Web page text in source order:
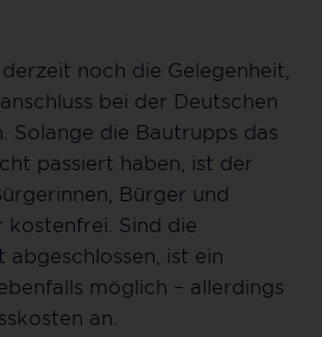
noch die Gelegenheit,
bei der Deutschen
Solange die Bautrupps das
passiert haben, ist der
Bürger und
kostenfrei. Sind die
ist ein
möglich – allerdings
an.